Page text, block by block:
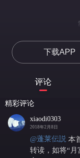
下载APP
评论
精彩评论
xiaodi0303
2018年2月8日
@蓬莱伝説 本
转读，如将“月